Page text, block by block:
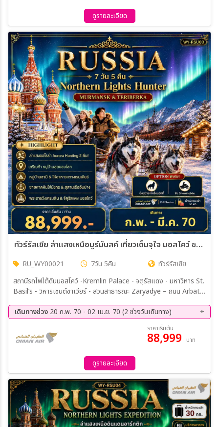
ดูรายละเอียด
ทัวร์รัสเซีย ล่าแสงเหนือมูร์มันสค์ เที่ยวเต็มจุใจ มอสโคว์ ซากอร์ส 7วัน 5คืน (WY)
RU_WY00021 7วัน 5คืน
ทัวร์รัสเซีย
สถานีรถไฟใต้ดินมอสโคว์ -Kremlin Palace - จตุรัสแดง - มหาวิหาร St.
Basil’s - วิหารเซนต์ซาเวียร์ - สวนสาธารณะ Zaryadye – ถนน Arbat –
ภายในมอสโคว์-มูร์มันสค์ - หมู่บ้านซามิ - Option สุนัขฮัสกี้ลากเลื่อน -
กิจกรรม Aurora Hunting ล่าแสงเหนือ#1 หมู่บ้านเทริเบก้า - น้ำตก
Bataeyskiy - ชายหาดหินไข่มังกร - จุดชมวิว The End of the World
- ถ่ายภาพสุสานเรืออับปาง - Option ขี่ snowmobile - กิจกรรม
เดินทางช่วง 20 ก.พ. 70 - 02 เม.ย. 70 (2 ช่วงวันเดินทาง)
27 มี.ค 70 - 02 เม.ย 70
ราคาเริ่มต้น
88,999 บาท
ดูรายละเอียด